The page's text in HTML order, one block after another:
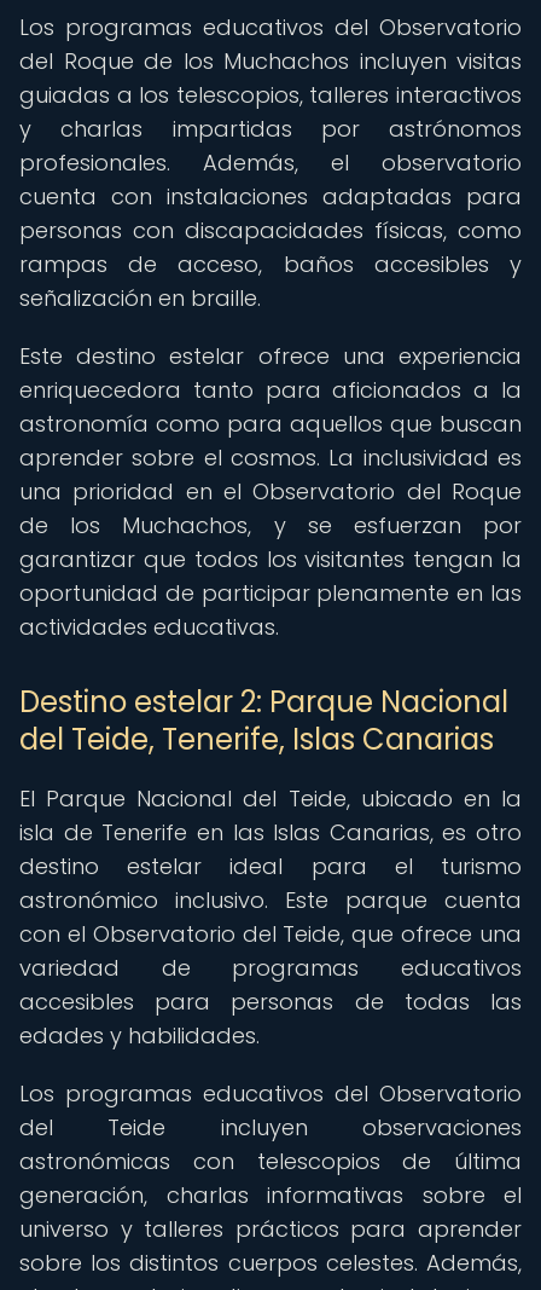
Los programas educativos del Observatorio
del Roque de los Muchachos incluyen visitas
guiadas a los telescopios, talleres interactivos
y charlas impartidas por astrónomos
profesionales. Además, el observatorio
cuenta con instalaciones adaptadas para
personas con discapacidades físicas, como
rampas de acceso, baños accesibles y
señalización en braille.
Este destino estelar ofrece una experiencia
enriquecedora tanto para aficionados a la
astronomía como para aquellos que buscan
aprender sobre el cosmos. La inclusividad es
una prioridad en el Observatorio del Roque
de los Muchachos, y se esfuerzan por
garantizar que todos los visitantes tengan la
oportunidad de participar plenamente en las
actividades educativas.
Destino estelar 2: Parque Nacional
del Teide, Tenerife, Islas Canarias
El Parque Nacional del Teide, ubicado en la
isla de Tenerife en las Islas Canarias, es otro
destino estelar ideal para el turismo
astronómico inclusivo. Este parque cuenta
con el Observatorio del Teide, que ofrece una
variedad de programas educativos
accesibles para personas de todas las
edades y habilidades.
Los programas educativos del Observatorio
del Teide incluyen observaciones
astronómicas con telescopios de última
generación, charlas informativas sobre el
universo y talleres prácticos para aprender
sobre los distintos cuerpos celestes. Además,